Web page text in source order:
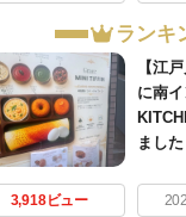
ランキ
【江
に南
ました
3,918ビュー